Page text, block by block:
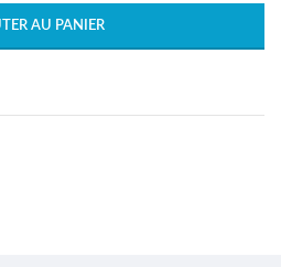
AU PANIER